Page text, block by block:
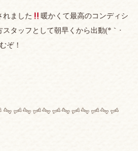
れました
暖かくて最高のコンディシ
タッフとして朝早くから出動(*｀･
ぞ！